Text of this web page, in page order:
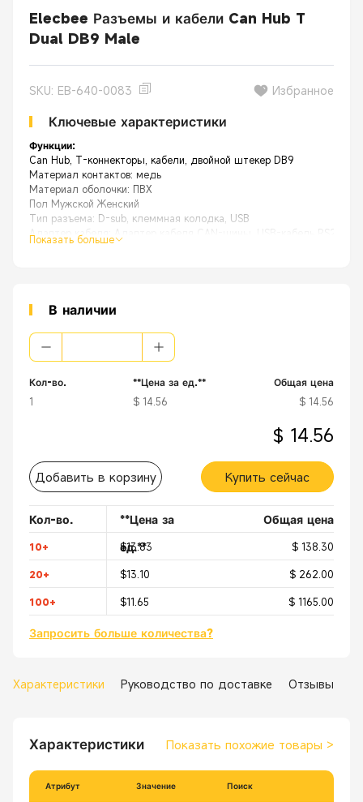
Elecbee Разъемы и кабели Can Hub T
Dual DB9 Male
SKU: EB-640-0083 Избранное
Ключевые характеристики
Функции:
Can Hub, T-коннекторы, кабели, двойной штекер DB9
Материал контактов: медь
Материал оболочки: ПВХ
Пол Мужской Женский
Тип разъема: D-sub, клеммная колодка, USB
Адаптер кабеля: Адаптер кабеля CAN-шины, USB-кабель RS232
Показать больше
В наличии
Кол-во.
1
**Цена за ед.**
$ 14.56
Общая цена
$ 14.56
$ 14.56
Добавить в корзину Купить сейчас
Кол-во.
**Цена за
ед.**
Общая цена
10+ $13.83 $ 138.30
20+ $13.10 $ 262.00
100+ $11.65 $ 1165.00
Запросить больше количества?
Характеристики Руководство по доставке Отзывы
Характеристики Показать похожие товары >
Атрибут Значение Поиск